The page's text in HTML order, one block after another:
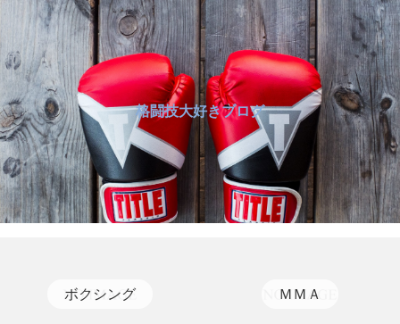
格闘技大好きブログ
ボクシング ＭＭＡ